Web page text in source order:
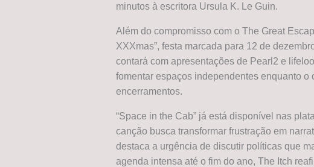
minutos à escritora Ursula K. Le Guin.
Além do compromisso com o The Great
XXXmas”, festa marcada para 12 de
contará com apresentações de Pearl2 e
fomentar espaços independentes enquanto
encerramentos.
“Space in the Cab” já está disponível nas
canção busca transformar frustração em
destaca a urgência de discutir políticas que
agenda intensa até o fim do ano, The Itch